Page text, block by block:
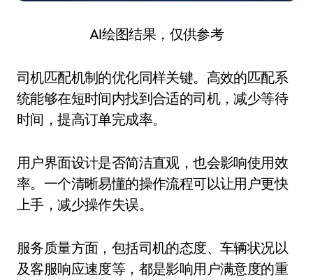
AI绘图结果，仅供参考
司机匹配机制的优化同样关键。高效的匹配系
统能够在短时间内找到合适的司机，减少等待
时间，提高订单完成率。
用户界面设计是否简洁直观，也会影响使用效
率。一个清晰易懂的操作流程可以让用户更快
上手，减少操作失误。
服务质量方面，包括司机的态度、车辆状况以
及客服响应速度等，都是影响用户满意度的重